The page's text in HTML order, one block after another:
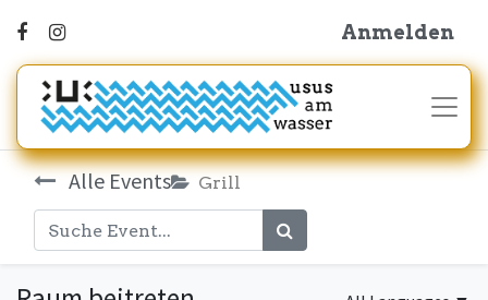
Anmelden
Alle Events Grill